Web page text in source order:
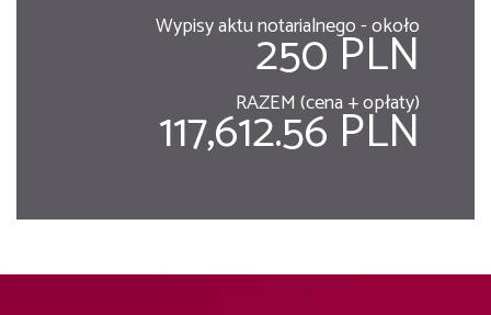
Wypisy aktu notarialnego - około
250 PLN
RAZEM (cena + opłaty)
117,612.56 PLN